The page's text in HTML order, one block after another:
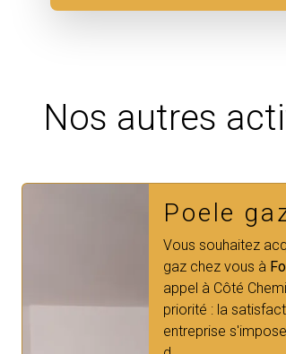
Nos autres
Poele
Vous recherchez
dans les alentours
Vous avez raison
bois permet de de
facture d'énergie